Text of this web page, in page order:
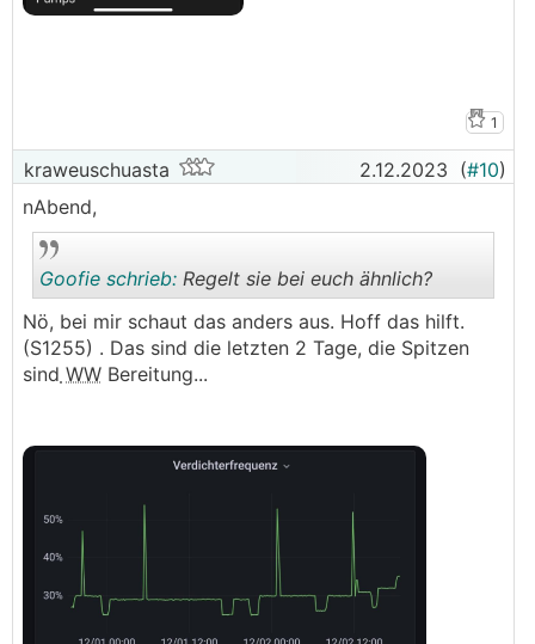
1
kraweuschuasta 2.12.2023 (#10)
nAbend,
Goofie schrieb: Regelt sie bei euch ähnlich?
Nö, bei mir schaut das anders aus. Hoff das hilft.
(S1255) . Das sind die letzten 2 Tage, die Spitzen
sind WW Bereitung...